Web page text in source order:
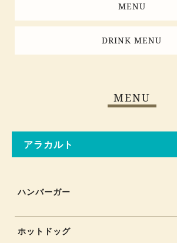
MENU
DRINK MENU
MENU
アラカルト
ハンバーガー
ホットドッグ